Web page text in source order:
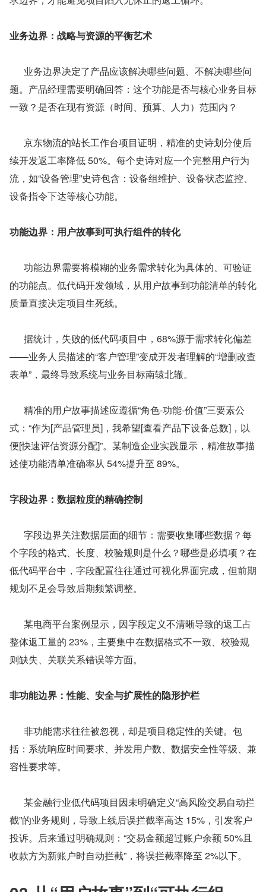
业务边界：战略与资源的平衡艺术
题。产品经理需要明确回答：这个功能是否与核心业务目标
一致？是否在现有资源（时间、预算、人力）范围内？
续开发返工率降低 50%。每个史诗对应一个完整用户行为
流，如“设备管理”史诗包含：设备组维护、设备状态监控、
设备指令下达等核心功能。
功能边界：用户故事到可执行组件的转化
的功能点。低代码开发领域，从用户故事到功能清单的转化
质量直接决定项目生死线。
——业务人员描述的“客户管理”变成开发者理解的“增删改查
表单”，最终导致系统与业务目标南辕北辙。
式：“作为[产品管理员]，我希望[查看产品下设备总数]，以
便[快速评估资源分配]”。某制造企业实践显示，精准故事描
述使功能清单准确率从 54%提升至 89%。
字段边界：数据粒度的精确控制
个字段的格式、长度、校验规则是什么？哪些是必填项？在
低代码平台中，字段配置往往通过可视化界面完成，但前期
规划不足会导致后期频繁调整。
整体返工量的 23%，主要集中在数据格式不一致、校验规
则缺失、关联关系错误等方面。
非功能边界：性能、安全与扩展性的隐形护栏
括：系统响应时间要求、并发用户数、数据安全性等级、兼
容性要求等。
截”的业务规则，导致上线后误拦截率高达 15%，引发客户
投诉。后来通过明确规则：“交易金额超过账户余额 50%且
收款方为新账户时自动拦截”，将误拦截率降至 2%以下。